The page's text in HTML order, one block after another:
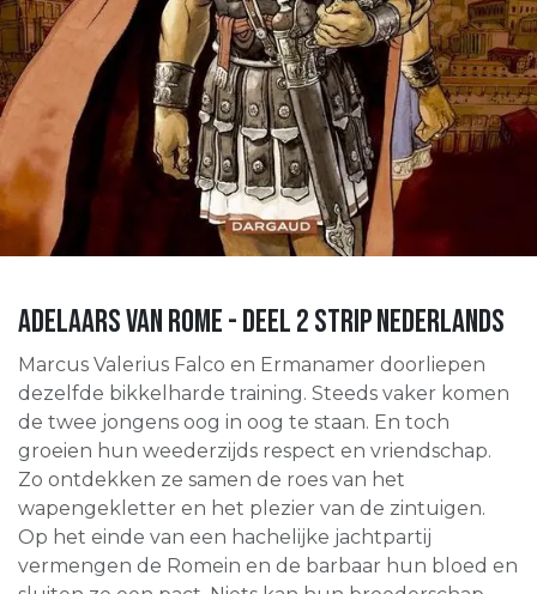
Adelaars van rome - deel 2 strip nederlands
Marcus Valerius Falco en Ermanamer doorliepen
dezelfde bikkelharde training. Steeds vaker komen
de twee jongens oog in oog te staan. En toch
groeien hun weederzijds respect en vriendschap.
Zo ontdekken ze samen de roes van het
wapengekletter en het plezier van de zintuigen.
Op het einde van een hachelijke jachtpartij
vermengen de Romein en de barbaar hun bloed en